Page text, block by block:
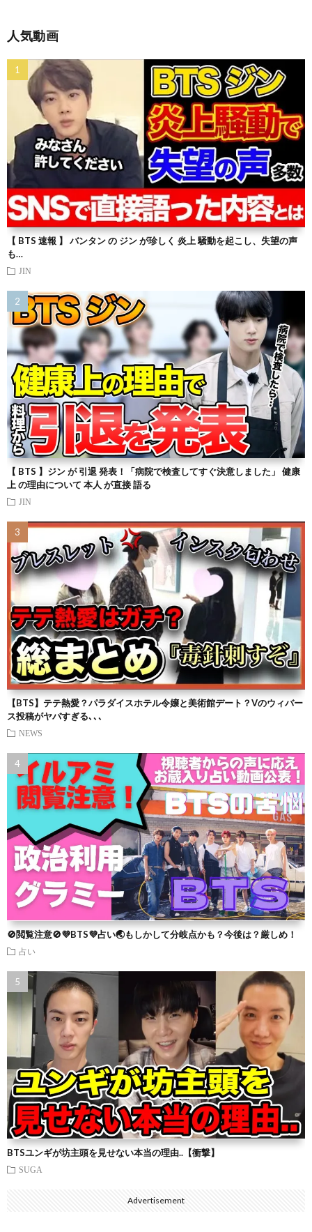
人気動画
【 BTS 速報 】 バンタン の ジン が珍しく 炎上 騒動を起こし、失望の声
も…
JIN
【 BTS 】ジン が 引退 発表！「病院で検査してすぐ決意しました」 健康
上 の理由について 本人 が直接 語る
JIN
【BTS】テテ熱愛？パラダイスホテル令嬢と美術館デート？Vのウィバー
ス投稿がヤバすぎる､､､
NEWS
🚫閲覧注意🚫💜BTS💜占い🌏もしかして分岐点かも？今後は？厳しめ！
占い
BTSユンギが坊主頭を見せない本当の理由..【衝撃】
SUGA
Advertisement